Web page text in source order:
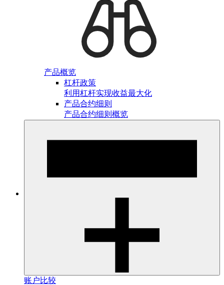
产品概览
杠杆政策
利用杠杆实现收益最大化
产品合约细则
产品合约细则概览
账户比较